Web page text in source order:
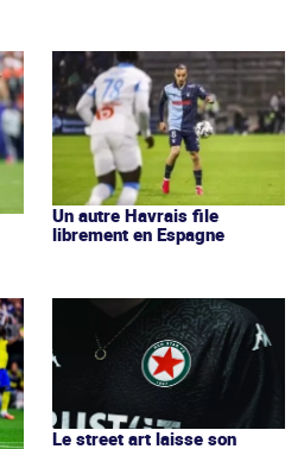
Un autre Havrais file
librement en Espagne
Le street art laisse son